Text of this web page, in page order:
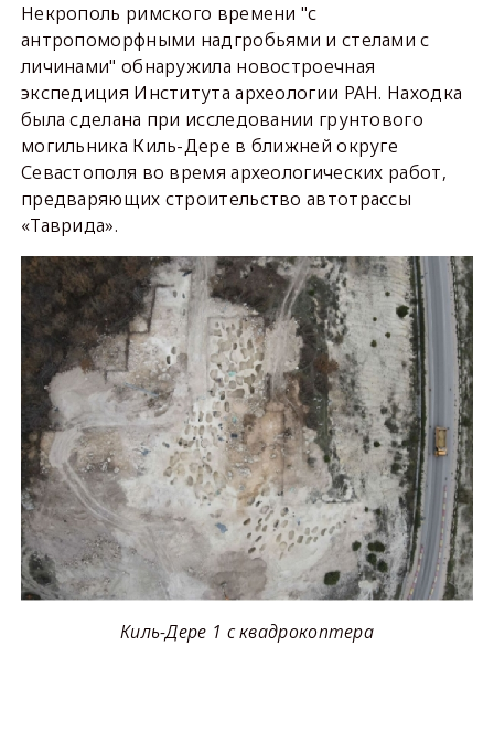
Некрополь римского времени "с
антропоморфными надгробьями и стелами с
личинами" обнаружила новостроечная
экспедиция Института археологии РАН. Находка
была сделана при исследовании грунтового
могильника Киль-Дере в ближней округе
Севастополя во время археологических работ,
предваряющих строительство автотрассы
«Таврида».
Киль-Дере 1 с квадрокоптера